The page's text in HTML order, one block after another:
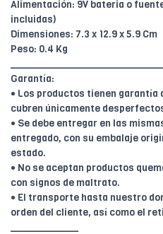
Alimentación: 9V bateria o
incluidas)
Dimensiones: 7.3 x 12.9 x 5.9 Cm
Peso: 0.4 Kg
Garantía:
• Los productos tienen garantía
cubren únicamente
• Se debe entregar en las
entregado, con su embalaje
estado.
• No se aceptan productos
con signos de maltrato.
• El transporte hasta nuestro
orden del cliente, así como el